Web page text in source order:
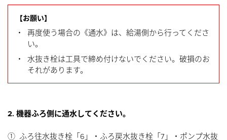
【お願い】
・
再度使う場合の《通水》は、給湯側から行ってくださ
い。
・
水抜き栓は工具で締め付けないでください。破損のお
それがあります。
2. 機器ふろ側に通水してください。
① ふろ往水抜き栓「6」・ふろ戻水抜き栓「7」・ポンプ水抜